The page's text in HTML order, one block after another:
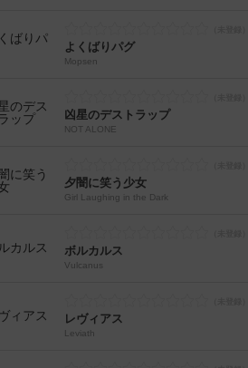
よくばりパグ
Mopsen
凶星のデストラップ
NOT ALONE
夕闇に笑う少女
Girl Laughing in the Dark
ボルカルス
Vulcanus
レヴィアス
Leviath